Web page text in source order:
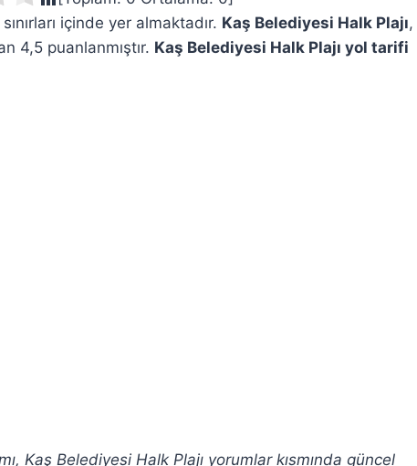
içinde yer almaktadır. Kaş Belediyesi Halk Plajı,
4,5 puanlanmıştır. Kaş Belediyesi Halk Plajı yol tarifi
Kaş Belediyesi Halk Plajı yorumlar kısmında güncel